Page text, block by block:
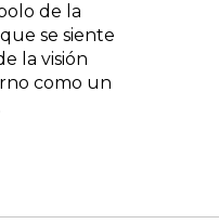
de la
se siente
la visión
como un